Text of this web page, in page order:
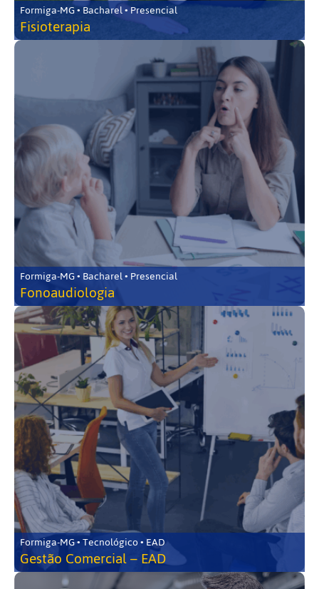
Formiga-MG • Bacharel • Presencial
Fisioterapia
Formiga-MG • Bacharel • Presencial
Fonoaudiologia
Formiga-MG • Tecnológico • EAD
Gestão Comercial – EAD